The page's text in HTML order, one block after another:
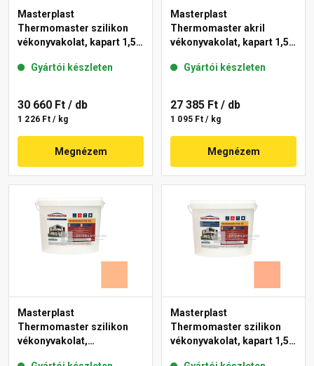
Masterplast
Thermomaster szilikon
vékonyvakolat, kapart 1,5
Gyártói készleten
30 660 Ft / db
1 226 Ft / kg
Megnézem
Masterplast
Thermomaster akril
vékonyvakolat, kapart 1,5
Gyártói készleten
27 385 Ft / db
1 095 Ft / kg
Megnézem
Masterplast
Thermomaster szilikon
vékonyvakolat,
Masterplast
Thermomaster szilikon
vékonyvakolat, kapart 1,5